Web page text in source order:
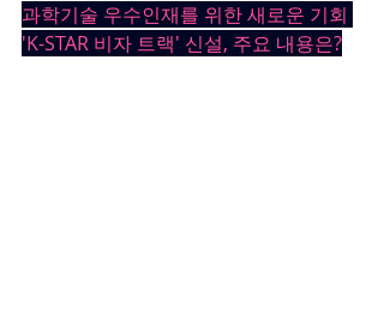
과학기술 우수인재를 위한 새로운 기회
'K-STAR 비자 트랙' 신설, 주요 내용은?